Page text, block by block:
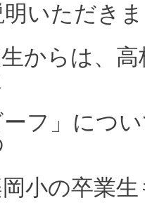
いただきま
からは、
フ」につ
小の卒業